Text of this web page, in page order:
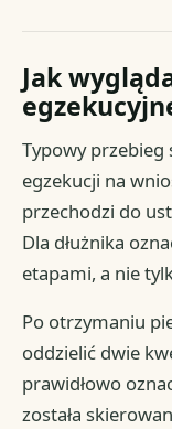
Jak
Typowy przebieg
egzekucji na
przechodzi do
Dla dłużnika
etapami, a nie
Po otrzymaniu
oddzielić dwie
prawidłowo
została